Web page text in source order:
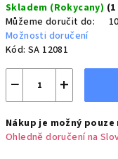
cena:
Skladem (Rokycany)
Můžeme doručit do:
Možnosti doručení
Kód: SA 12081
+
−
Nákup je možný pouze
Ohledně doručení na